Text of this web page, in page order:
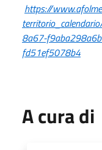
https://
8a67-
fd51ef5078b4
A cura di